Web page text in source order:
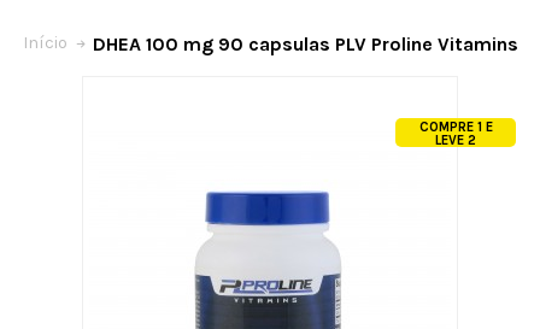
Início DHEA 100 mg 90 capsulas PLV Proline Vitamins
COMPRE 1 E
LEVE 2